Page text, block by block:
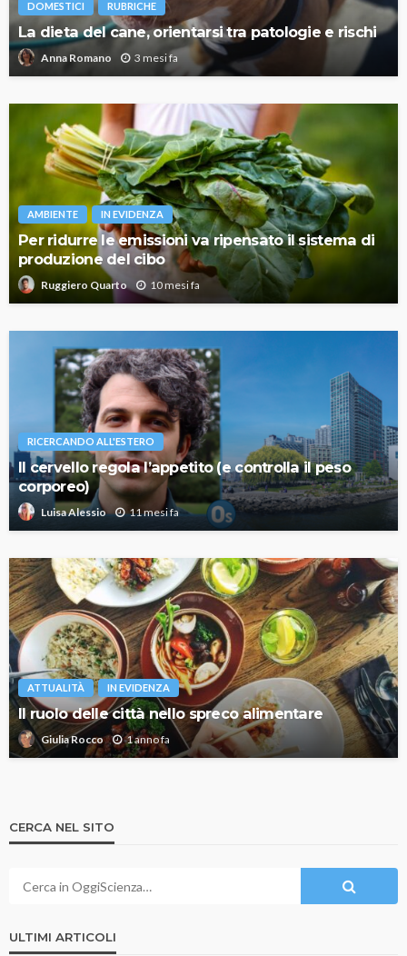
DOMESTICI RUBRICHE
La dieta del cane, orientarsi tra patologie e rischi
Anna Romano 3 mesi fa
AMBIENTE IN EVIDENZA
Per ridurre le emissioni va ripensato il sistema di
produzione del cibo
Ruggiero Quarto 10 mesi fa
RICERCANDO ALL'ESTERO
Il cervello regola l’appetito (e controlla il peso
corporeo)
Luisa Alessio 11 mesi fa
ATTUALITÀ IN EVIDENZA
Il ruolo delle città nello spreco alimentare
Giulia Rocco 1 anno fa
CERCA NEL SITO
ULTIMI ARTICOLI